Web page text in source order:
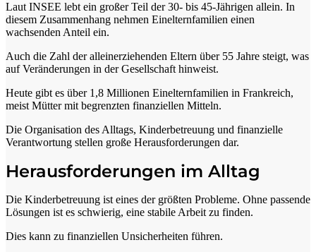
Laut INSEE lebt ein großer Teil der 30- bis 45-Jährigen allein. In
diesem Zusammenhang nehmen Einelternfamilien einen
wachsenden Anteil ein.
Auch die Zahl der alleinerziehenden Eltern über 55 Jahre steigt, was
auf Veränderungen in der Gesellschaft hinweist.
Heute gibt es über 1,8 Millionen Einelternfamilien in Frankreich,
meist Mütter mit begrenzten finanziellen Mitteln.
Die Organisation des Alltags, Kinderbetreuung und finanzielle
Verantwortung stellen große Herausforderungen dar.
Herausforderungen im Alltag
Die Kinderbetreuung ist eines der größten Probleme. Ohne passende
Lösungen ist es schwierig, eine stabile Arbeit zu finden.
Dies kann zu finanziellen Unsicherheiten führen.